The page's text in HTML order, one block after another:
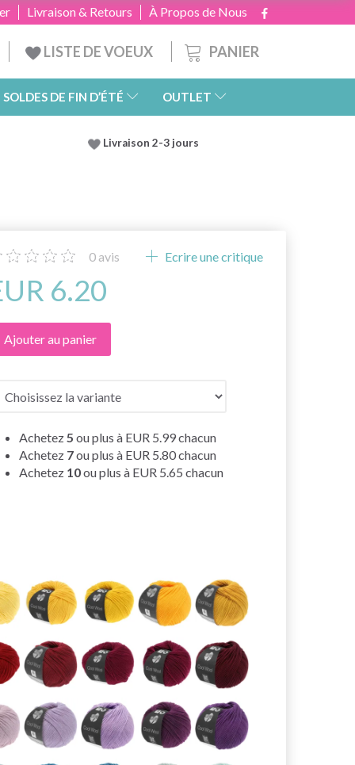
À Propos de Nous
Livraison & Retours
PANIER
LISTE DE VOEUX
SOLDES DE FIN D’ÉTÉ OUTLET
Livraison 2-3 jours
0 avis Ecrire une critique
6.20
Ajouter au panier
Achetez5 ou plus à EUR 5.99chacun
Achetez 7ou plus à EUR 5.80chacun
Achetez 10ou plus à EUR 5.65chacun